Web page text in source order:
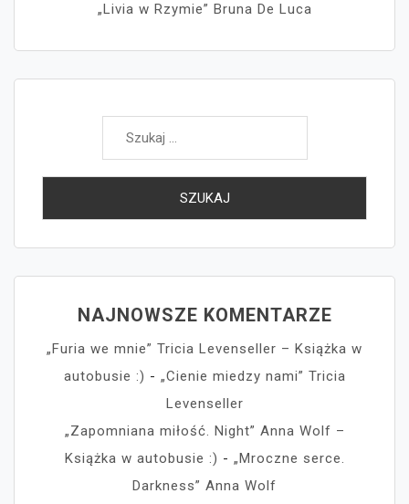
„Livia w Rzymie” Bruna De Luca
Szukaj:
NAJNOWSZE KOMENTARZE
„Furia we mnie” Tricia Levenseller – Książka w
autobusie :) - „Cienie miedzy nami” Tricia
Levenseller
„Zapomniana miłość. Night” Anna Wolf –
Książka w autobusie :) - „Mroczne serce.
Darkness” Anna Wolf